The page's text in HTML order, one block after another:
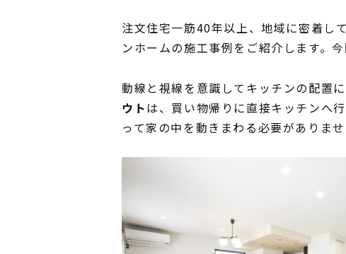
注文住宅一筋40年以上、地域に密着し
ンホームの施工事例をご紹介します。
動線と視線を意識してキッチンの配置
ウトは、買い物帰りに直接キッチンへ
って家の中を動きまわる必要がありませ